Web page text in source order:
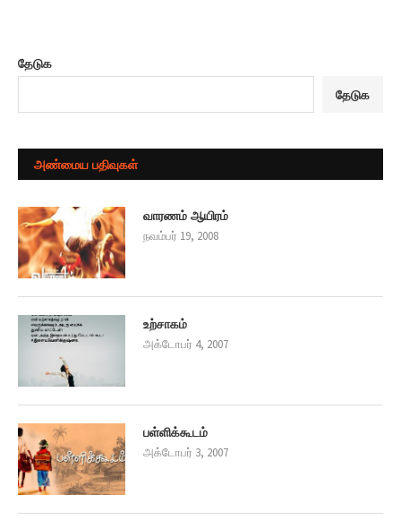
தேடுக
தேடுக
அண்மைய பதிவுகள்
வார‌ண‌ம் ஆயிர‌ம்
நவம்பர் 19, 2008
உற்சாகம்
அக்டோபர் 4, 2007
பள்ளிக்கூடம்
அக்டோபர் 3, 2007